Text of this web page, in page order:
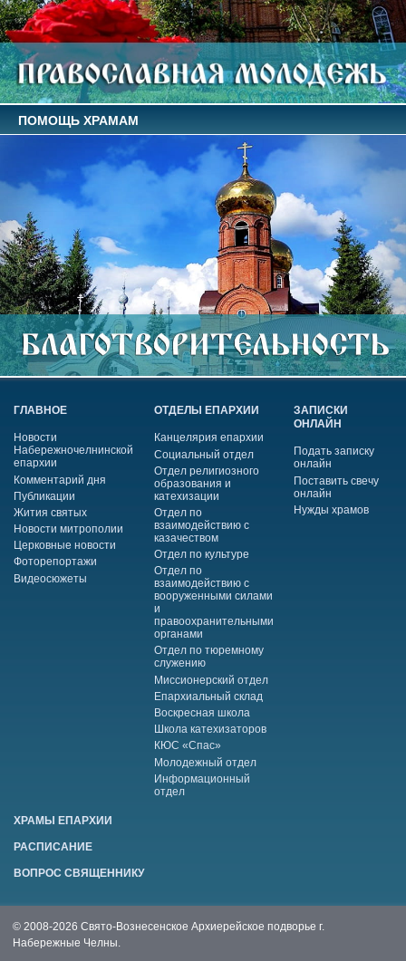
ПОМОЩЬ ХРАМАМ
ГЛАВНОЕ
Новости
Набережночелнинской
епархии
Комментарий дня
Публикации
Жития святых
Новости митрополии
Церковные новости
Фоторепортажи
Видеосюжеты
ОТДЕЛЫ ЕПАРХИИ
Канцелярия епархии
Социальный отдел
Отдел религиозного
образования и
катехизации
Отдел по
взаимодействию с
казачеством
Отдел по культуре
Отдел по
взаимодействию с
вооруженными силами
и
правоохранительными
органами
Отдел по тюремному
служению
Миссионерский отдел
Епархиальный склад
Воскресная школа
Школа катехизаторов
КЮС «Спас»
Молодежный отдел
Информационный
отдел
ЗАПИСКИ
ОНЛАЙН
Подать записку
онлайн
Поставить свечу
онлайн
Нужды храмов
ХРАМЫ ЕПАРХИИ
РАСПИСАНИЕ
ВОПРОС СВЯЩЕННИКУ
© 2008-2026 Свято-Вознесенское Архиерейское подворье г.
Набережные Челны.